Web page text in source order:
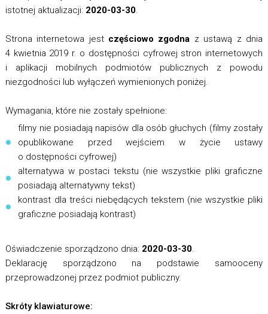
istotnej aktualizacji: 2020-03-30.
Strona internetowa jest częściowo zgodna z ustawą z dnia
4 kwietnia 2019 r. o dostępności cyfrowej stron internetowych
i aplikacji mobilnych podmiotów publicznych z powodu
niezgodności lub wyłączeń wymienionych poniżej.
Wymagania, które nie zostały spełnione:
filmy nie posiadają napisów dla osób głuchych (filmy zostały
opublikowane przed wejściem w życie ustawy
o dostępności cyfrowej)
alternatywa w postaci tekstu (nie wszystkie pliki graficzne
posiadają alternatywny tekst)
kontrast dla treści niebędących tekstem (nie wszystkie pliki
graficzne posiadają kontrast)
Oświadczenie sporządzono dnia: 2020-03-30.
Deklarację sporządzono na podstawie samooceny
przeprowadzonej przez podmiot publiczny.
Skróty klawiaturowe: